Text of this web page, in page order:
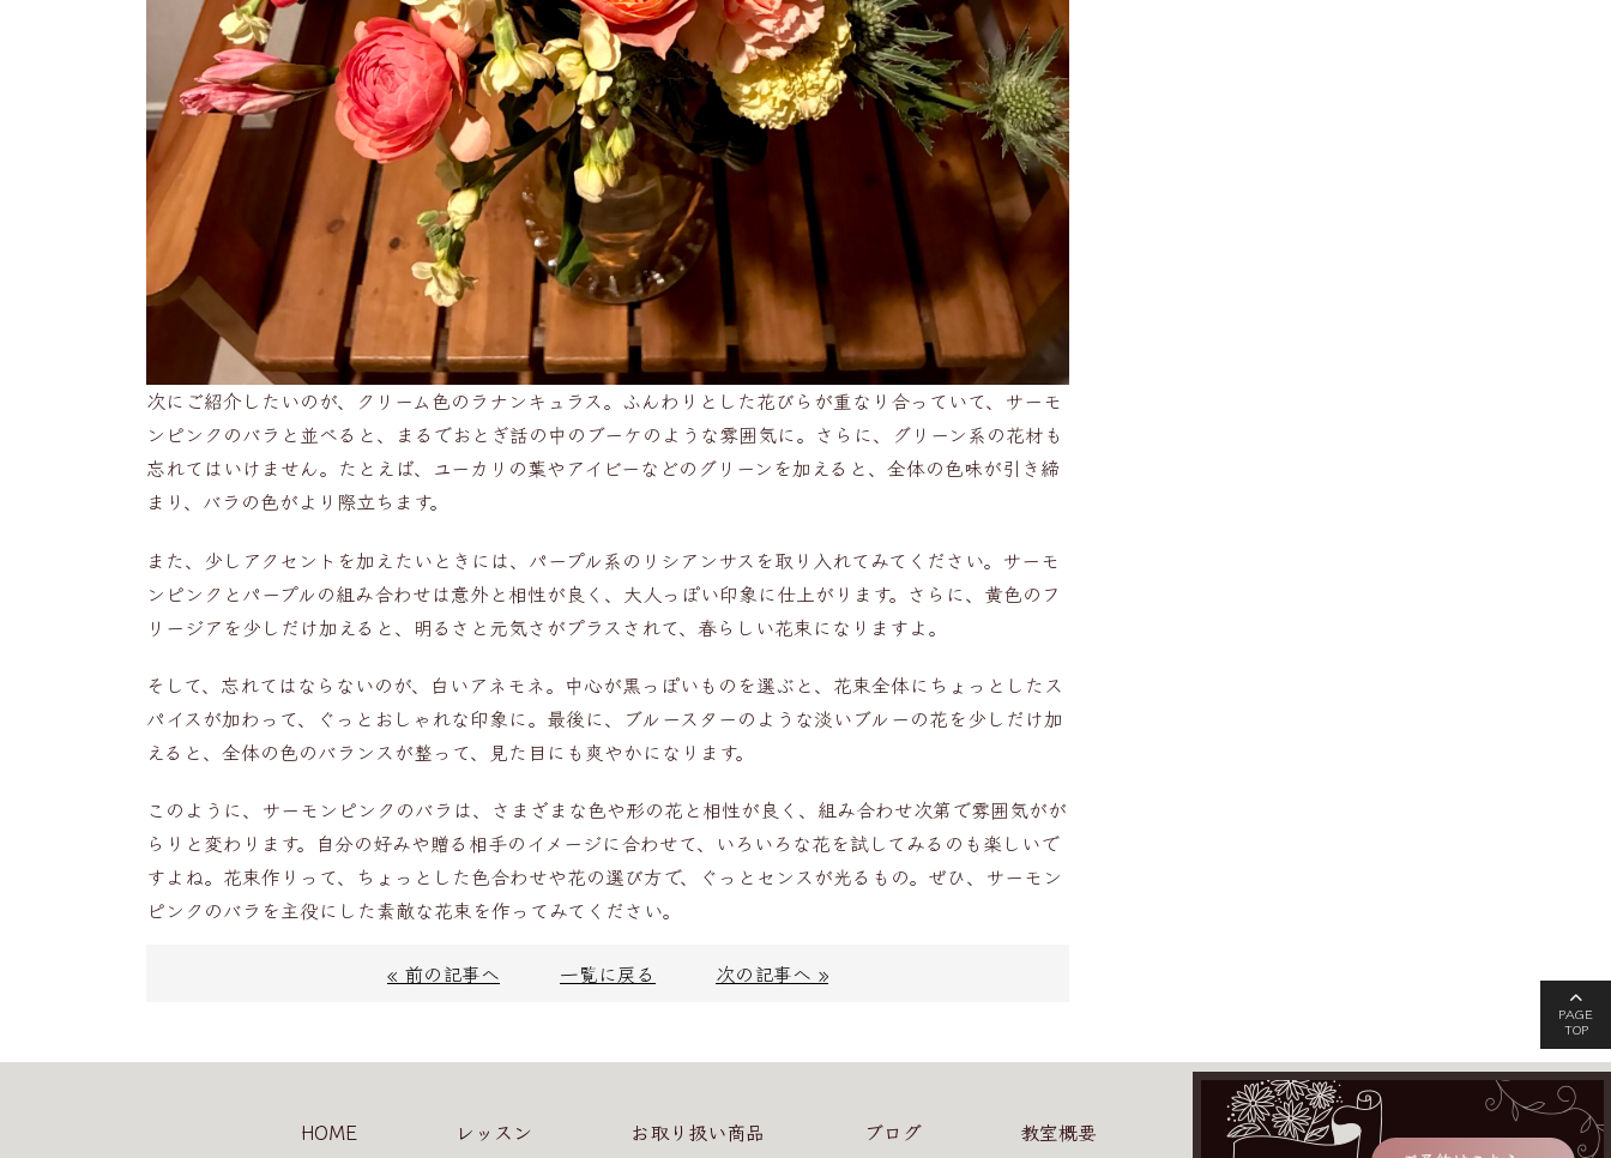
次にご紹介したいのが、クリーム色のラナンキュラス。ふんわりとした花びらが重なり合っていて、サーモ
ンピンクのバラと並べると、まるでおとぎ話の中のブーケのような雰囲気に。さらに、グリーン系の花材も
忘れてはいけません。たとえば、ユーカリの葉やアイビーなどのグリーンを加えると、全体の色味が引き締
まり、バラの色がより際立ちます。
また、少しアクセントを加えたいときには、パープル系のリシアンサスを取り入れてみてください。サーモ
ンピンクとパープルの組み合わせは意外と相性が良く、大人っぽい印象に仕上がります。さらに、黄色のフ
リージアを少しだけ加えると、明るさと元気さがプラスされて、春らしい花束になりますよ。
そして、忘れてはならないのが、白いアネモネ。中心が黒っぽいものを選ぶと、花束全体にちょっとしたス
パイスが加わって、ぐっとおしゃれな印象に。最後に、ブルースターのような淡いブルーの花を少しだけ加
えると、全体の色のバランスが整って、見た目にも爽やかになります。
このように、サーモンピンクのバラは、さまざまな色や形の花と相性が良く、組み合わせ次第で雰囲気がが
らりと変わります。自分の好みや贈る相手のイメージに合わせて、いろいろな花を試してみるのも楽しいで
すよね。花束作りって、ちょっとした色合わせや花の選び方で、ぐっとセンスが光るもの。ぜひ、サーモン
ピンクのバラを主役にした素敵な花束を作ってみてください。
« 前の記事へ 一覧に戻る 次の記事へ »
PAGE
TOP
HOME レッスン お取り扱い商品 ブログ 教室概要 お問い合わせ